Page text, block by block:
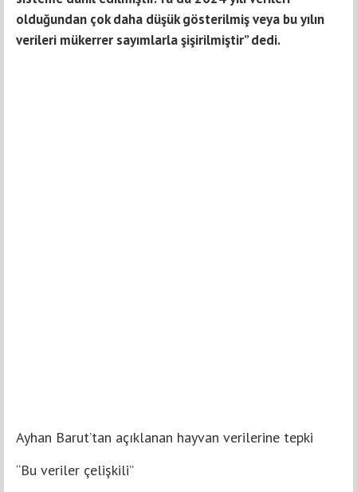
olduğundan çok daha düşük gösterilmiş veya bu yılın
verileri mükerrer sayımlarla şişirilmiştir” dedi.
Ayhan Barut’tan açıklanan hayvan verilerine tepki
“Bu veriler çelişkili”